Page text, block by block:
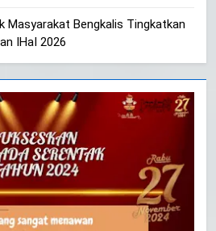
Masyarakat Bengkalis Tingkatkan
IHaI 2026